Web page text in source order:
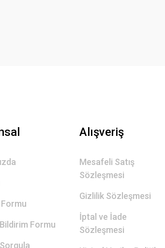
Formu
Alışveriş
Mesafeli Satış
Sözleşmesi
Gizlilik Sözleşmesi
İptal ve İade
Sözleşmesi